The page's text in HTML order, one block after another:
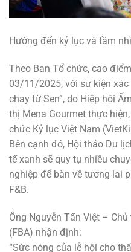
Hướng đến kỷ lục và tầm
Theo Ban Tổ chức, cao
03/11/2025, với sự kiện xác
chay từ Sen”, do Hiệp hội
thị Mena Gourmet thực
chức Kỷ lục Việt Nam
Bên cạnh đó, Hội thảo Du
tế xanh sẽ quy tụ nhiều
nghiệp để bàn về tương lai
F&B.
Ông Nguyễn Tấn Việt –
(FBA) nhận định:
“Sức nóng của lễ hội cho